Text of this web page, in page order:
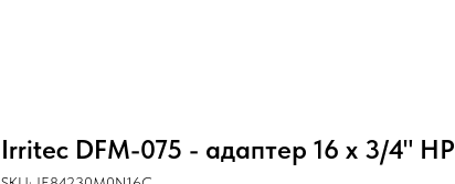
Irritec DFM-075 - адаптер 16 х 3/4"